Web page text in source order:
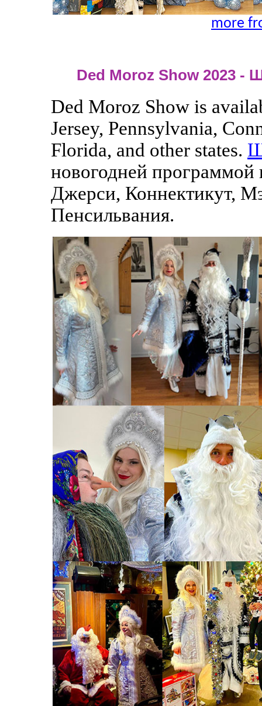
more
Ded Moroz Show 2023 -
Ded Moroz Show is
Jersey, Pennsylvania,
Florida, and other states.
новогодней
Джерси, Коннектикут,
Пенсильвания.